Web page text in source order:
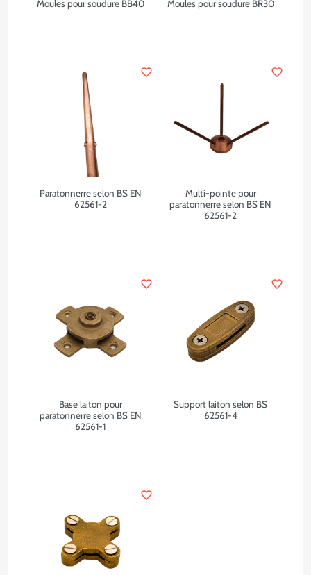
Moules pour soudure BB40 Moules pour soudure BR30
Paratonnerre selon BS EN
62561-2
favorite_border
Multi-pointe pour
paratonnerre selon BS EN
62561-2
favorite_border
Base laiton pour
paratonnerre selon BS EN
62561-1
favorite_border
Support laiton selon BS
62561-4
favorite_border
favorite_border